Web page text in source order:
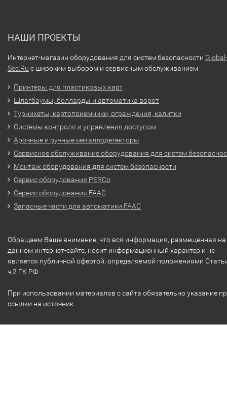
НАШИ ПРОЕКТЫ
Интернет-магазин оборудования для систем безопасности Global-
Sec.Ru с широким выбором и сервисным обслуживанием.
Принтеры для пластиковых карт
Шлагбаумы, болларды и автоматика ворот
Турникеты, картоприемники, ограждения, калитки
Системы контроля и управления доступом
Арочные и ручные металлодетекторы
Сервисное обслуживание оборудования для систем
Монтаж оборудования для систем безопасности
Сервис оборудования PERCo
Сервис оборудования FAAC
Запасные части для автоматики FAAC
Обращаем Ваше внимание, что вся информация, размещенная на
данном интернет-сайте, носит информационный характер и не
является публичной офертой, определяемой положениями
ч.2 ГК РФ.
При использовании материалов с сайта обязательно указание
ссылки на источник.